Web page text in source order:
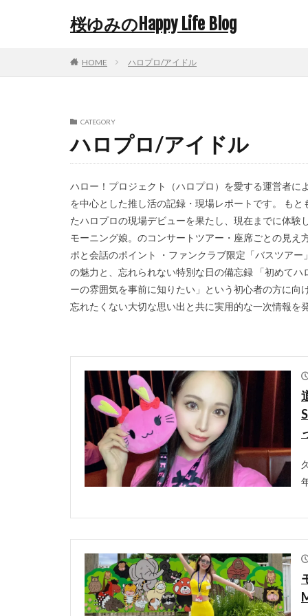
桜ゆみのHappy Life Blog
HOME ハロプロ/アイドル
CATEGORY
ハロプロ/アイドル
ハロー！プロジェクト（ハロプロ）を愛する運営者
を中心とした推し活の記録・現場レポートです。 も
たハロプロの現場デビューを果たし、現在までに体
モーニング娘。のコンサートツアー・座席ごとの見
ポと会話のポイント ・ファンクラブ限定「バスツア
の魅力と、忘れられない特別な日の備忘録 「初めて
ーの雰囲気を事前に知りたい」という初心者の方に
忘れたくない大切な思い出と共に実用的な一次情報を